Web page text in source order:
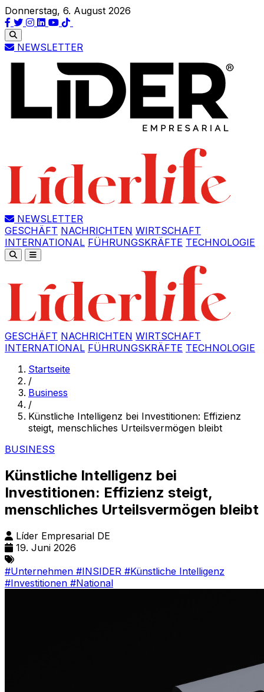
Donnerstag, 6. August 2026
NEWSLETTER
NEWSLETTER
GESCHÄFT NACHRICHTEN WIRTSCHAFT
INTERNATIONAL FÜHRUNGSKRÄFTE TECHNOLOGIE
GESCHÄFT NACHRICHTEN WIRTSCHAFT
INTERNATIONAL FÜHRUNGSKRÄFTE TECHNOLOGIE
Startseite
/
Business
/
Künstliche Intelligenz bei Investitionen: Effizienz
steigt, menschliches Urteilsvermögen bleibt
BUSINESS
Künstliche Intelligenz bei
Investitionen: Effizienz steigt,
menschliches Urteilsvermögen bleibt
Líder Empresarial DE
19. Juni 2026
#Unternehmen #INSIDER #Künstliche Intelligenz
#Investitionen #National